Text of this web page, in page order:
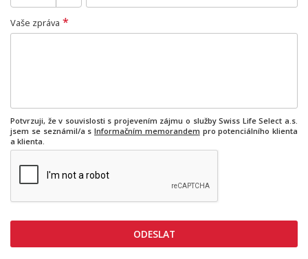
Vaše zpráva *
Potvrzuji, že v souvislosti s projevením zájmu o služby Swiss Life Select a.s.
jsem se seznámil/a s Informačním memorandem pro potenciálního klienta
a klienta.